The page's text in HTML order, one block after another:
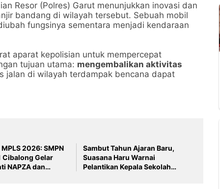
Resor (Polres) Garut menunjukkan inovasi dan
bandang di wilayah tersebut. Sebuah mobil
fungsinya sementara menjadi kendaraan
aparat kepolisian untuk mempercepat
tujuan utama: mengembalikan aktivitas
jalan di wilayah terdampak bencana dapat
2026: SMPN
Cibalong Gelar
NAPZA dan
Sambut Tahun Ajaran Baru,
Suasana Haru Warnai
Pelantikan Kepala Sekolah